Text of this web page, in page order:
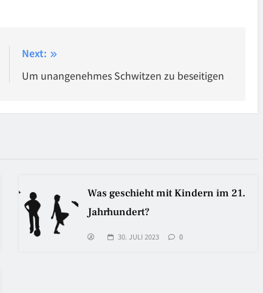
Next:
Um unangenehmes Schwitzen zu beseitigen
Was geschieht mit Kindern im 21.
Jahrhundert?
30. JULI 2023 0